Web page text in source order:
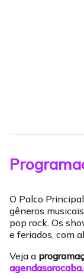
O Palco
gêneros
pop rock. Os
e feriados, com
Veja a